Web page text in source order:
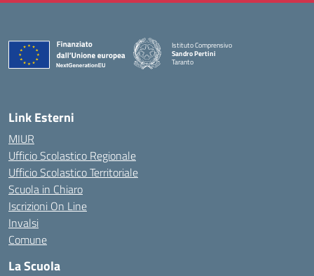
Istituto Comprensivo
Sandro Pertini
Taranto
Link Esterni
MIUR
Ufficio Scolastico Regionale
Ufficio Scolastico Territoriale
Scuola in Chiaro
Iscrizioni On Line
Invalsi
Comune
La Scuola